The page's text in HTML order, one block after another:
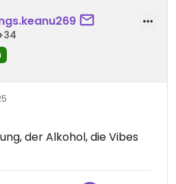
der Alkohol, die Vibes